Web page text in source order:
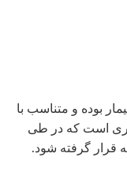
بوده و متناسب با
است که در طی
قرار گرفته شود.